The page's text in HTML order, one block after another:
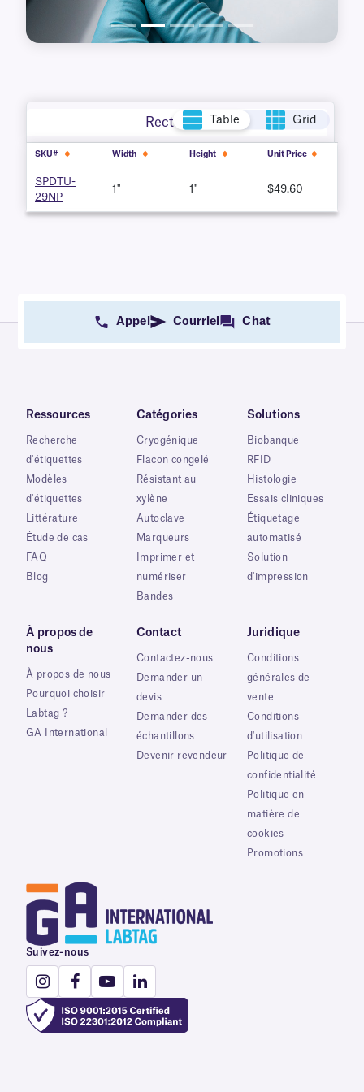
Rectangle Table Grid
SKU# Width Height Unit Price
SPDTU-
29NP
1'' 1'' $49.60
Appel Courriel Chat
Ressources
Recherche
d'étiquettes
Modèles
d'étiquettes
Littérature
Étude de cas
FAQ
Blog
Catégories
Cryogénique
Flacon congelé
Résistant au
xylène
Autoclave
Marqueurs
Imprimer et
numériser
Bandes
Solutions
Biobanque
RFID
Histologie
Essais cliniques
Étiquetage
automatisé
Solution
d'impression
À propos de
nous
À propos de nous
Pourquoi choisir
Labtag ?
GA International
Contact
Contactez-nous
Demander un
devis
Demander des
échantillons
Devenir revendeur
Juridique
Conditions
générales de
vente
Conditions
d'utilisation
Politique de
confidentialité
Politique en
matière de
cookies
Promotions
Suivez-nous